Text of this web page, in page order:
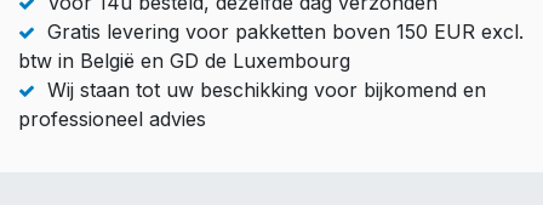
Gratis levering voor pakketten boven 150 EUR excl.
btw in België en GD de Luxembourg
Wij staan tot uw beschikking voor bijkomend en
professioneel advies